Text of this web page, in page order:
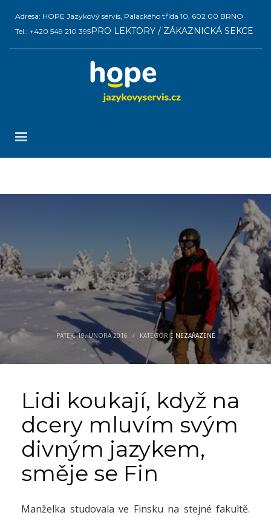
Adresa: HOPE Jazykový servis, Palackého třída 10, 602 00 BRNO
Tel.: +420 549 210 395PRO LEKTORY / ZÁKAZNICKÁ SEKCE
PÁTEK, 19. ÚNORA 2016 / KATEGORIE NEZAŘAZENÉ
Lidi koukají, když na
dcery mluvím svým
divným jazykem,
směje se Fin
Manželka studovala ve Finsku na stejné fakultě.